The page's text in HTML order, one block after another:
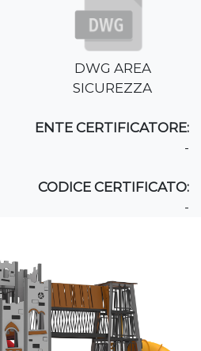
DWG AREA
SICUREZZA
ENTE CERTIFICATORE:
-
CODICE CERTIFICATO:
-